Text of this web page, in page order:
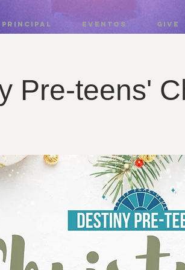
EVENTOS GIVE
Pre-teens'